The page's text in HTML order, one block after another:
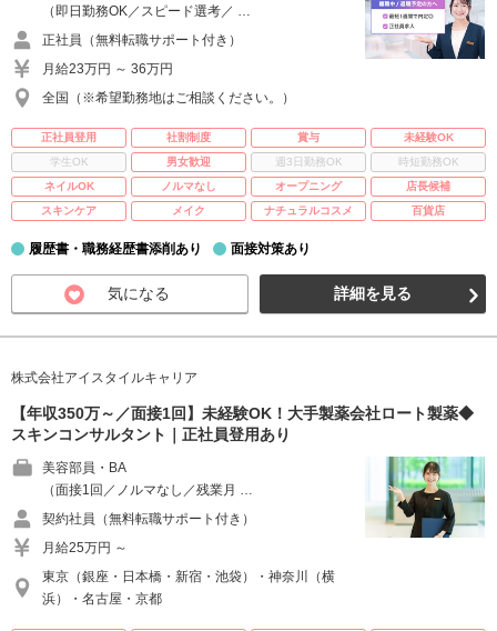
（即日勤務OK／スピード選考／ …
正社員（無料転職サポート付き）
月給23万円 ～ 36万円
全国（※希望勤務地はご相談ください。）
正社員登用 社割制度 賞与
未経験OK
学生OK
男女歓迎 週3日勤務OK
時短勤務OK
ネイルOK
ノルマなし オープニング
店長候補
スキンケア
メイク ナチュラルコスメ 百貨店
履歴書・職務経歴書添削あり 面接対策あり
気になる 詳細を見る
株式会社アイスタイルキャリア
【年収350万～／面接1回】未経験OK！大手製薬会社ロート製薬◆
スキンコンサルタント｜正社員登用あり
美容部員・BA
（面接1回／ノルマなし／残業月 …
契約社員（無料転職サポート付き）
月給25万円 ～
東京（銀座・日本橋・新宿・池袋）・神奈川（横
浜）・名古屋・京都